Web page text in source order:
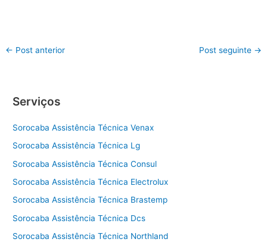
← Post anterior Post seguinte →
Serviços
Sorocaba Assistência Técnica Venax
Sorocaba Assistência Técnica Lg
Sorocaba Assistência Técnica Consul
Sorocaba Assistência Técnica Electrolux
Sorocaba Assistência Técnica Brastemp
Sorocaba Assistência Técnica Dcs
Sorocaba Assistência Técnica Northland